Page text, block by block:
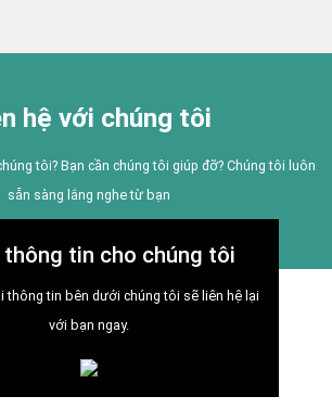
hệ với chúng tôi
tôi? Bạn cần chúng tôi giúp đỡ? Chúng tôi luôn
sẵn sàng lắng nghe từ bạn
tin cho chúng tôi
thông tin bên dưới chúng tôi sẽ liên hệ lại
với bạn ngay.